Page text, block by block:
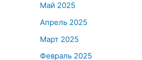
Май 2025
Апрель 2025
Март 2025
Февраль 2025